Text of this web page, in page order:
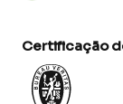
Certificação